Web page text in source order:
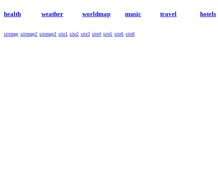
health weather worldmap music travel hotels
sitemap sitemap2 sitemap3 site1 site2 site3 site4 site5 site6 site6